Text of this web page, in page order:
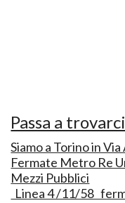
Passa a
Siamo a Torino in
Fermate Metro Re
Mezzi Pubblici
Linea 4 /11/58